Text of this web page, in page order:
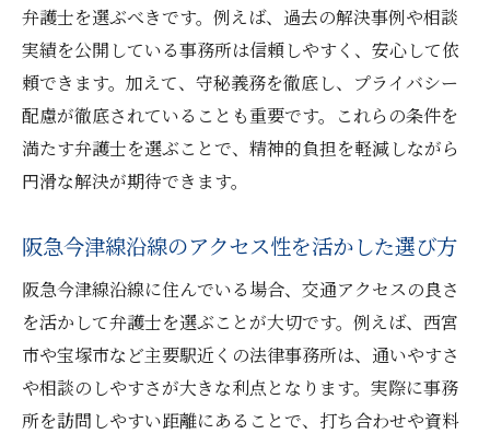
弁護士を選ぶべきです。例えば、過去の解決事例や相談
実績を公開している事務所は信頼しやすく、安心して依
頼できます。加えて、守秘義務を徹底し、プライバシー
配慮が徹底されていることも重要です。これらの条件を
満たす弁護士を選ぶことで、精神的負担を軽減しながら
円滑な解決が期待できます。
阪急今津線沿線のアクセス性を活かした選び方
阪急今津線沿線に住んでいる場合、交通アクセスの良さ
を活かして弁護士を選ぶことが大切です。例えば、西宮
市や宝塚市など主要駅近くの法律事務所は、通いやすさ
や相談のしやすさが大きな利点となります。実際に事務
所を訪問しやすい距離にあることで、打ち合わせや資料